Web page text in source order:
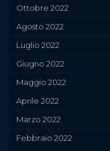
Ottobre 2022
Agosto 2022
Luglio 2022
Giugno 2022
Maggio 2022
Aprile 2022
Marzo 2022
Febbraio 2022